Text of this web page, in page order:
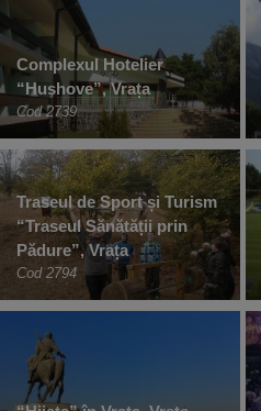
Complexul Hotelier
“Hushove”, Vrața
Cod 2739
Traseul de Sport și Turism
“Traseul Sănătății prin
Pădure”, Vrața
Cod 2794